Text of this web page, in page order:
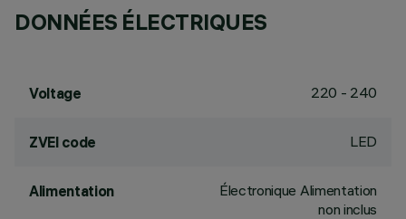
DONNÉES ÉLECTRIQUES
Voltage 220 - 240
ZVEI code LED
Alimentation
Électronique Alimentation
non inclus